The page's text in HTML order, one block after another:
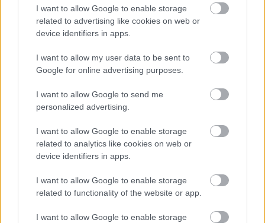
I want to allow Google to enable storage
related to advertising like cookies on web or
device identifiers in apps.
I want to allow my user data to be sent to
Google for online advertising purposes.
I want to allow Google to send me
personalized advertising.
I want to allow Google to enable storage
related to analytics like cookies on web or
device identifiers in apps.
I want to allow Google to enable storage
related to functionality of the website or app.
I want to allow Google to enable storage